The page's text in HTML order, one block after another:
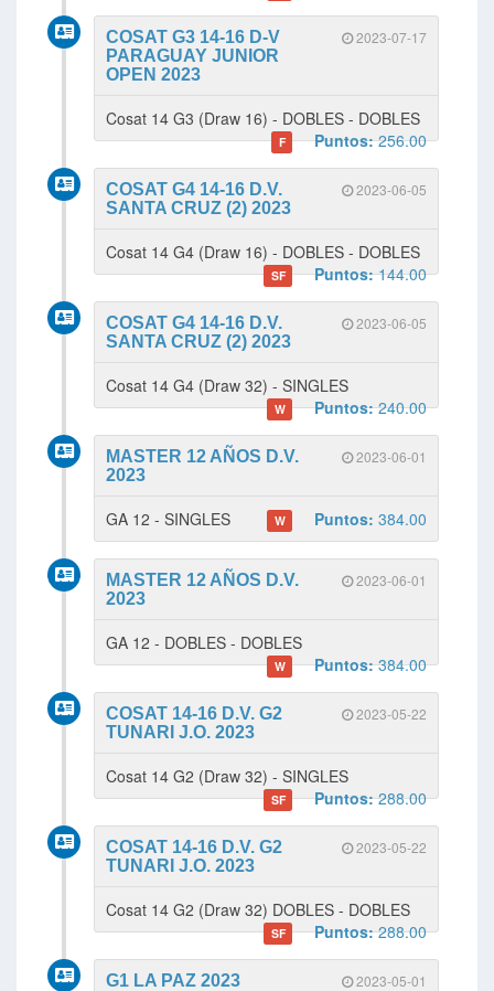
2023-07-17
COSAT G3 14-16 D-V
PARAGUAY JUNIOR
OPEN 2023
Cosat 14 G3 (Draw 16) - DOBLES - DOBLES
F Puntos:256.00
2023-06-05
COSAT G4 14-16 D.V.
SANTA CRUZ (2) 2023
Cosat 14 G4 (Draw 16) - DOBLES - DOBLES
SF Puntos:144.00
2023-06-05
COSAT G4 14-16 D.V.
SANTA CRUZ (2) 2023
Cosat 14 G4 (Draw 32) - SINGLES
W Puntos:240.00
2023-06-01
MASTER 12 AÑOS D.V.
2023
GA 12 - SINGLES W Puntos: 384.00
2023-06-01
MASTER 12 AÑOS D.V.
2023
GA 12 - DOBLES - DOBLES
W Puntos:384.00
2023-05-22
COSAT 14-16 D.V. G2
TUNARI J.O. 2023
Cosat 14 G2 (Draw 32) - SINGLES
SF Puntos:288.00
2023-05-22
COSAT 14-16 D.V. G2
TUNARI J.O. 2023
Cosat 14 G2 (Draw 32) DOBLES - DOBLES
SF Puntos:288.00
2023-05-01
G1 LA PAZ 2023